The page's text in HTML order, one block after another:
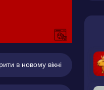
в новому вікні